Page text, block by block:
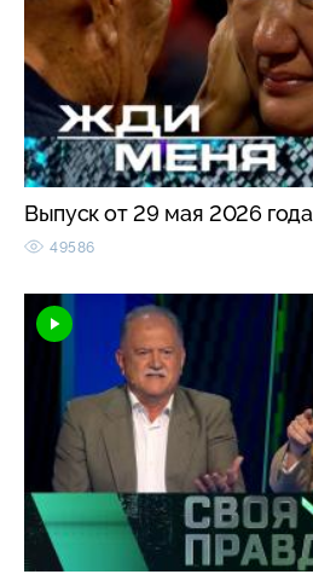
Выпуск от 29 мая 2026 года
49586